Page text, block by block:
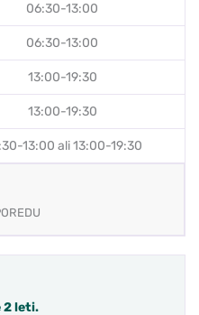
06:30-13:00
06:30-13:00
13:00-19:30
13:00-19:30
13:00 ali 13:00-19:30
2 leti.